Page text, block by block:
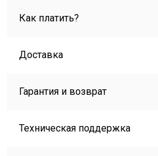
Как платить?
Доставка
Гарантия и возврат
Техническая поддержка